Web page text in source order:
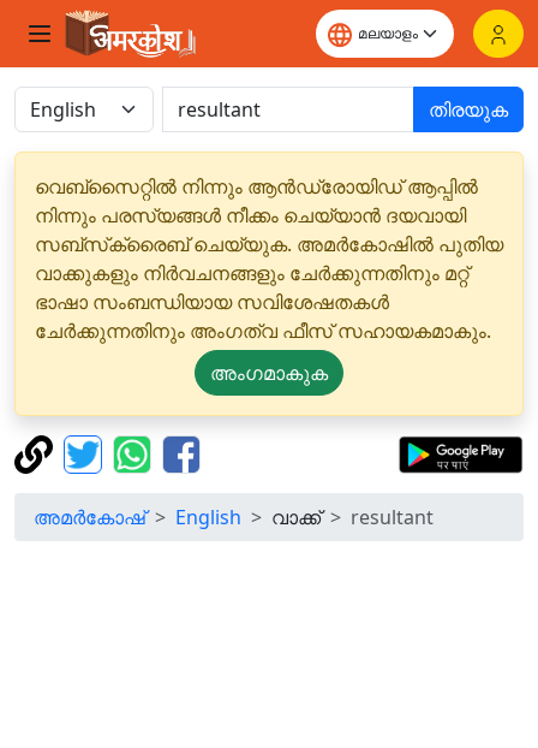
തിരയുക
വെബ്‌സൈറ്റിൽ നിന്നും ആൻഡ്രോയിഡ് ആപ്പിൽ
നിന്നും പരസ്യങ്ങൾ നീക്കം ചെയ്യാൻ ദയവായി
സബ്‌സ്‌ക്രൈബ് ചെയ്യുക. അമർകോഷിൽ പുതിയ
വാക്കുകളും നിർവചനങ്ങളും ചേർക്കുന്നതിനും മറ്റ്
ഭാഷാ സംബന്ധിയായ സവിശേഷതകൾ
ചേർക്കുന്നതിനും അംഗത്വ ഫീസ് സഹായകമാകും.
അംഗമാകുക
അമർകോഷ് English വാക്ക് resultant